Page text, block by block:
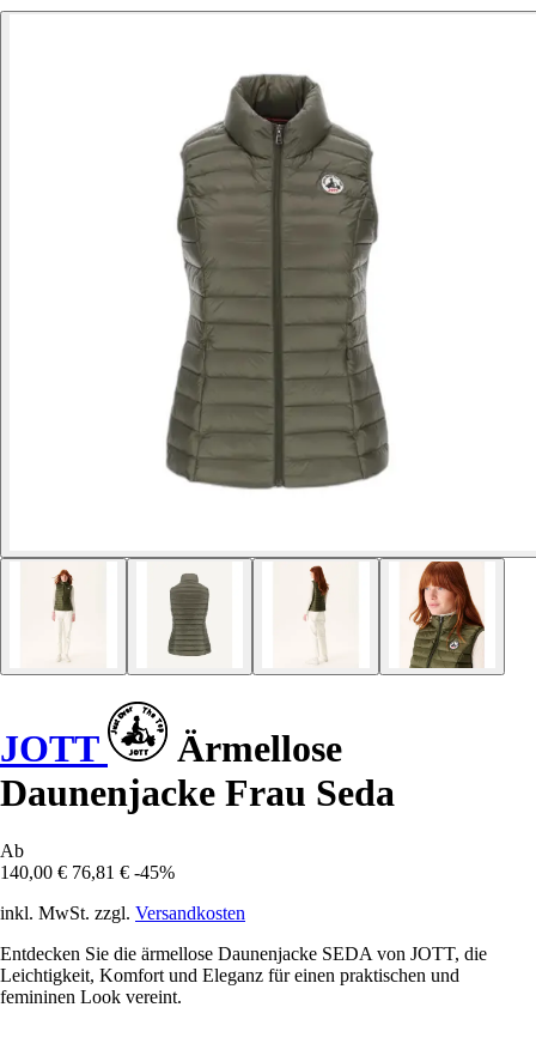
JOTT
Ärmellose
Daunenjacke Frau Seda
Ab
140,00 € 76,81 € -45%
inkl. MwSt. zzgl. Versandkosten
Entdecken Sie die ärmellose Daunenjacke SEDA von JOTT, die
Leichtigkeit, Komfort und Eleganz für einen praktischen und
femininen Look vereint.